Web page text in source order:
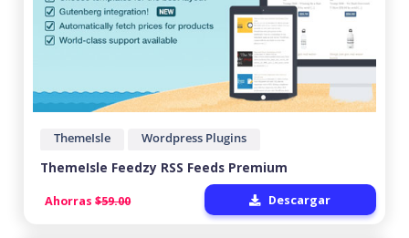
ThemeIsle Wordpress Plugins
ThemeIsle Feedzy RSS Feeds Premium
Ahorras$59.00 Descargar